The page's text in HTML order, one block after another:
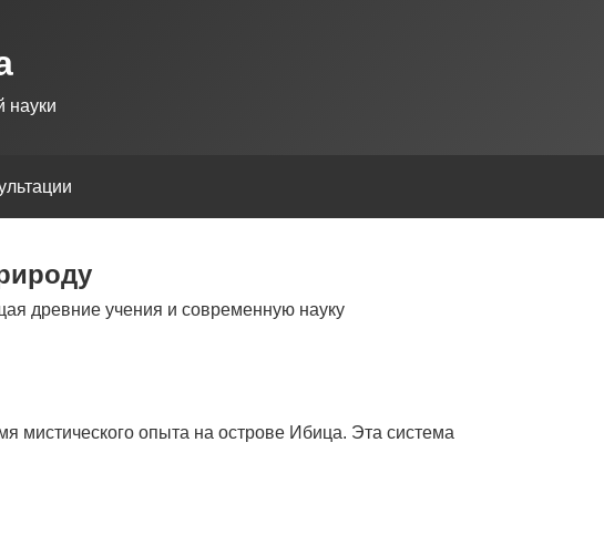
науки
древние учения и современную науку
мистического опыта на острове Ибица. Эта система